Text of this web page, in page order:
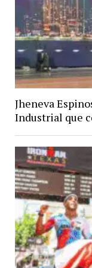
Jheneva
Industrial que